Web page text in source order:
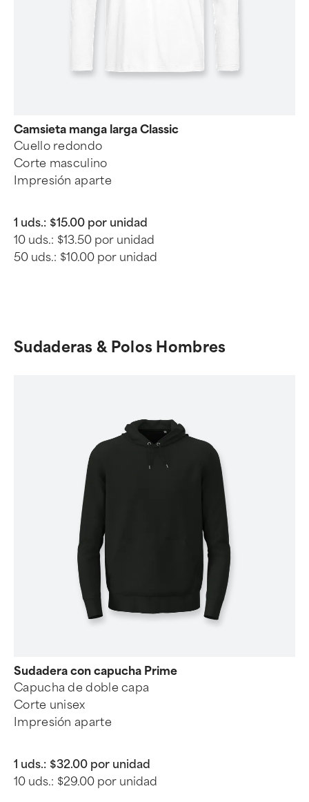
Camsieta manga larga Classic
Cuello redondo
Corte masculino
Impresión aparte
1 uds.: $15.00 por unidad
10 uds.: $13.50 por unidad
50 uds.: $10.00 por unidad
Sudaderas & Polos Hombres
Sudadera con capucha Prime
Capucha de doble capa
Corte unisex
Impresión aparte
1 uds.: $32.00 por unidad
10 uds.: $29.00 por unidad